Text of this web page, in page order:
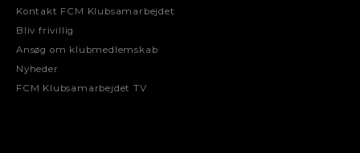
Kontakt FCM Klubsamarbejdet
Bliv frivillig
Ansøg om klubmedlemskab
Nyheder
FCM Klubsamarbejdet TV